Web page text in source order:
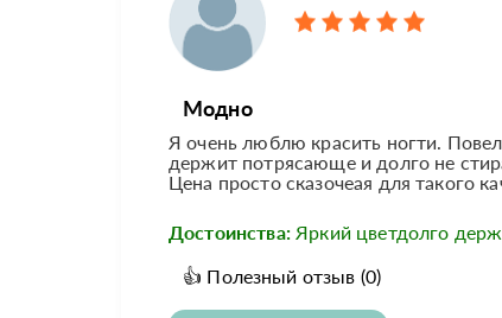
Модно
Я очень люблю красить ногти.
держит потрясающе и долго не
Цена просто сказочеая для такого
Достоинства: Яркий цветдолго
👍 Полезный отзыв (0)